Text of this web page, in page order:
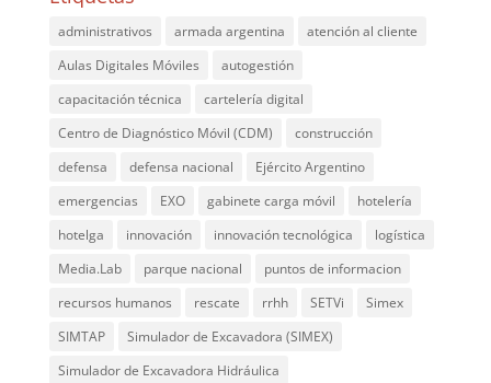
administrativos armada argentina
atención al cliente
Aulas Digitales Móviles
autogestión
capacitación técnica
cartelería digital
Centro de Diagnóstico Móvil (CDM)
construcción
defensa
defensa nacional
Ejército Argentino
emergencias
EXO gabinete carga móvil
hotelería
hotelga
innovación innovación tecnológica
logística
Media.Lab
parque nacional
puntos de informacion
recursos humanos
rescate rrhh SETVi
Simex
SIMTAP
Simulador de Excavadora (SIMEX)
Simulador de Excavadora Hidráulica